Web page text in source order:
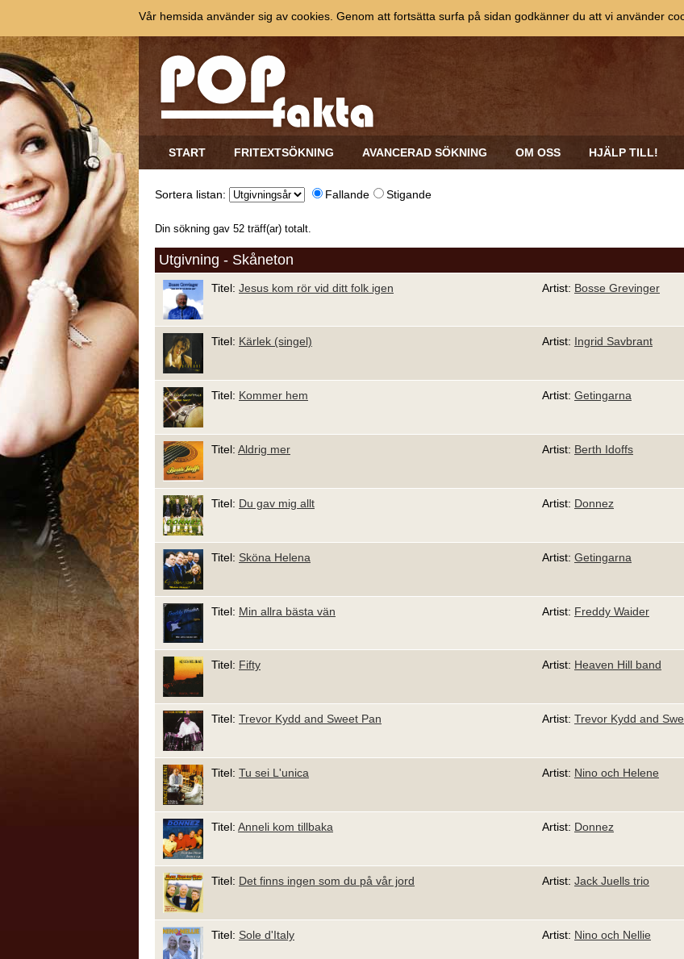
START FRITEXTSÖKNING AVANCERAD SÖKNING OM OSS HJÄLP TILL!
Sortera listan: Fallande Stigande
Din sökning gav 52 träff(ar) totalt.
Utgivning - Skåneton
Titel: Jesus kom rör vid ditt folk igen Artist: Bosse Grevinger
Titel: Kärlek (singel) Artist: Ingrid Savbrant
Titel: Kommer hem Artist: Getingarna
Titel: Aldrig mer Artist: Berth Idoffs
Titel: Du gav mig allt Artist: Donnez
Titel: Sköna Helena Artist: Getingarna
Titel: Min allra bästa vän Artist: Freddy Waider
Titel: Fifty Artist: Heaven Hill band
Titel: Trevor Kydd and Sweet Pan Artist: Trevor Kydd and
Titel: Tu sei L'unica Artist: Nino och Helene
Titel: Anneli kom tillbaka Artist: Donnez
Titel: Det finns ingen som du på vår jord Artist: Jack Juells trio
Titel: Sole d'Italy Artist: Nino och Nellie
Vår hemsida använder sig av cookies. Genom att fortsätta surfa på sidan godkänner du att vi använder